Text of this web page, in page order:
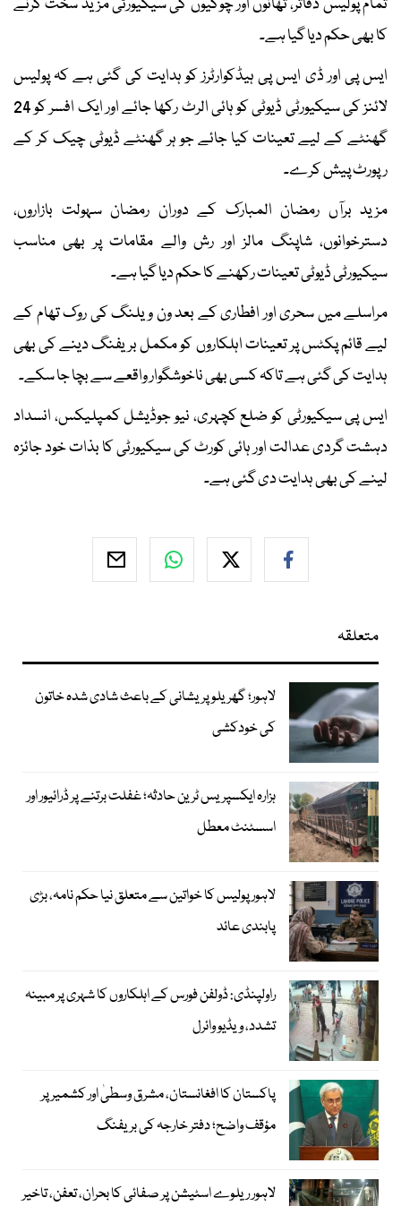
تمام پولیس دفاتر، تھانوں اور چوکیوں کی سیکیورٹی مزید سخت کرنے
کا بھی حکم دیا گیا ہے۔
ایس پی اور ڈی ایس پی ہیڈکوارٹرز کو ہدایت کی گئی ہے کہ پولیس
لائنز کی سیکیورٹی ڈیوٹی کو ہائی الرٹ رکھا جائے اور ایک افسر کو 24
گھنٹے کے لیے تعینات کیا جائے جو ہر گھنٹے ڈیوٹی چیک کر کے
رپورٹ پیش کرے۔
مزید برآں رمضان المبارک کے دوران رمضان سہولت بازاروں،
دسترخوانوں، شاپنگ مالز اور رش والے مقامات پر بھی مناسب
سیکیورٹی ڈیوٹی تعینات رکھنے کا حکم دیا گیا ہے۔
مراسلے میں سحری اور افطاری کے بعد ون ویلنگ کی روک تھام کے
لیے قائم پکٹس پر تعینات اہلکاروں کو مکمل بریفنگ دینے کی بھی
ہدایت کی گئی ہے تاکہ کسی بھی ناخوشگوار واقعے سے بچا جا سکے۔
ایس پی سیکیورٹی کو ضلع کچہری، نیو جوڈیشل کمپلیکس، انسداد
دہشت گردی عدالت اور ہائی کورٹ کی سیکیورٹی کا بذات خود جائزہ
لینے کی بھی ہدایت دی گئی ہے۔
متعلقہ
لاہور؛ گھریلو پریشانی کے باعث شادی شدہ خاتون
کی خودکشی
ہزارہ ایکسپریس ٹرین حادثہ؛ غفلت برتنے پر ڈرائیور اور
اسسٹنٹ معطل
لاہور پولیس کا خواتین سے متعلق نیا حکم نامہ، بڑی
پابندی عائد
راولپنڈی: ڈولفن فورس کے اہلکاروں کا شہری پر مبینہ
تشدد، ویڈیو وائرل
پاکستان کا افغانستان، مشرق وسطیٰ اور کشمیر پر
مؤقف واضح؛ دفتر خارجہ کی بریفنگ
لاہور ریلوے اسٹیشن پر صفائی کا بحران، تعفن، تاخیر